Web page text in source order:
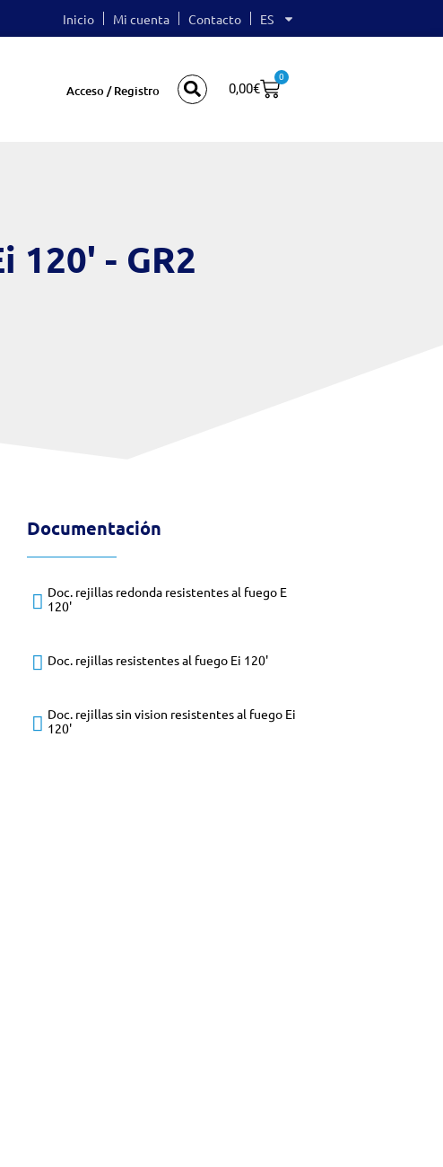
Inicio Mi cuenta Contacto ES
Acceso / Registro 0,00€
0
- GR2
Documentación
Doc. rejillas redonda resistentes al fuego E
120'
Doc. rejillas resistentes al fuego Ei 120'
Doc. rejillas sin vision resistentes al fuego Ei
120'